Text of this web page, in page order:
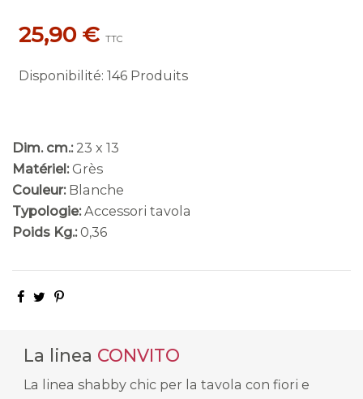
25,90 € TTC
Disponibilité: 146 Produits
Dim. cm.: 23 x 13
Matériel: Grès
Couleur: Blanche
Typologie: Accessori tavola
Poids Kg.: 0,36
La linea CONVITO
La linea shabby chic per la tavola con fiori e